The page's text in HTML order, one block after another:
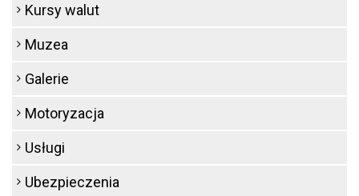
Kursy walut
Muzea
Galerie
Motoryzacja
Usługi
Ubezpieczenia